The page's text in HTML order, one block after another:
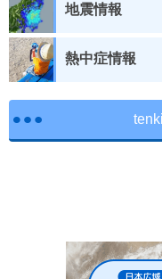
地震情報
熱中症情報